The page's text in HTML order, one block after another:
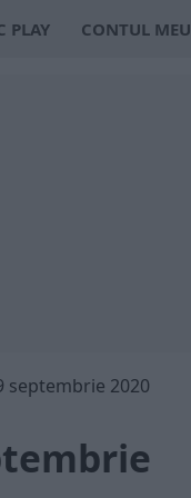
PLAY CONTUL MEU
septembrie 2020